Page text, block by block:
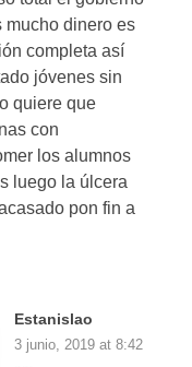
mucho dinero es
completa así
jóvenes sin
quiere que
con
los alumnos
luego la úlcera
pon fin a
Estanislao
3 junio, 2019 at 8:42